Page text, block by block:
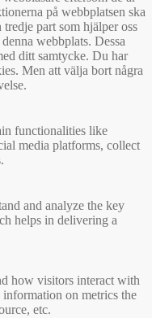
på webbplatsen ska
part som hjälper oss
webbplats. Dessa
ditt samtycke. Du har
Men att välja bort några
functionalities like
media platforms, collect
and analyze the key
helps in delivering a
how visitors interact with
on metrics the
etc.